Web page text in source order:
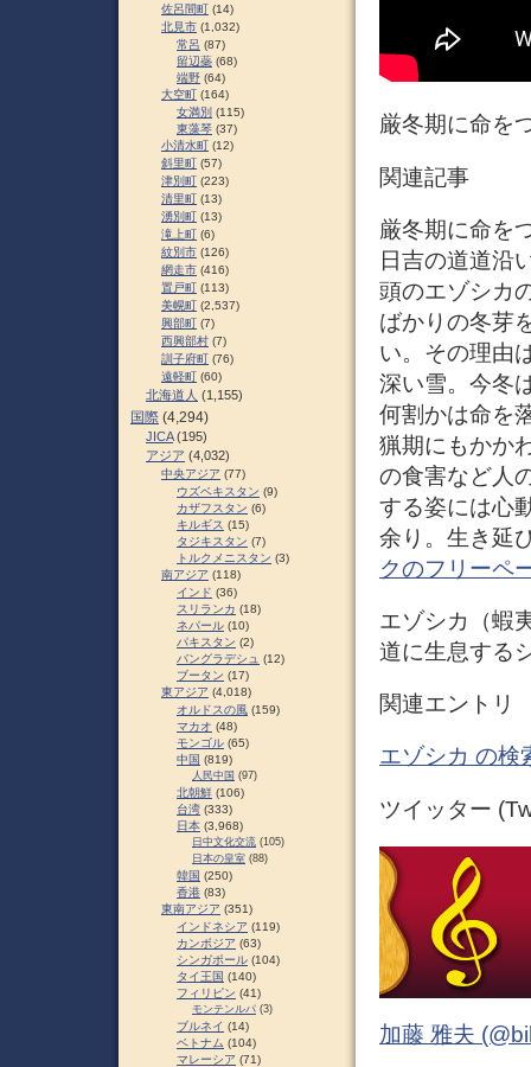
厳冬期に命を
関連記事
厳冬期に命を
日吉の道道沿
頭のエゾシカ
ばかりの冬芽
い。その理由
深い雪。今冬
何割かは命を
猟期にもかか
の食害など人
する姿には心
余り。生き延
クのフリーペ
エゾシカ（蝦
道に生息する
関連エントリ
エゾシカ の検
ツイッター
加藤 雅夫
佐呂間町 (14)
北見市 (1,032)
常呂 (87)
留辺蘂 (68)
端野 (64)
大空町 (164)
女満別 (115)
東藻琴 (37)
小清水町 (12)
斜里町 (57)
津別町 (223)
清里町 (13)
湧別町 (13)
滝上町 (6)
紋別市 (126)
網走市 (416)
置戸町 (113)
美幌町 (2,537)
興部町 (7)
西興部村 (7)
訓子府町 (76)
遠軽町 (60)
北海道人 (1,155)
国際 (4,294)
JICA(195)
アジア (4,032)
中央アジア (77)
ウズベキスタン (9)
カザフスタン (6)
キルギス (15)
タジキスタン (7)
トルクメニスタン (3)
南アジア (118)
インド (36)
スリランカ (18)
ネパール (10)
パキスタン (2)
バングラデシュ (12)
ブータン (17)
東アジア (4,018)
オルドスの風 (159)
マカオ (48)
モンゴル (65)
中国 (819)
人民中国 (97)
北朝鮮 (106)
台湾 (333)
日本 (3,968)
日中文化交流 (105)
日本の皇室 (88)
韓国 (250)
香港 (83)
東南アジア (351)
インドネシア (119)
カンボジア (63)
シンガポール (104)
タイ王国 (140)
フィリピン (41)
モンテンルパ (3)
ブルネイ (14)
ベトナム (104)
マレーシア (71)